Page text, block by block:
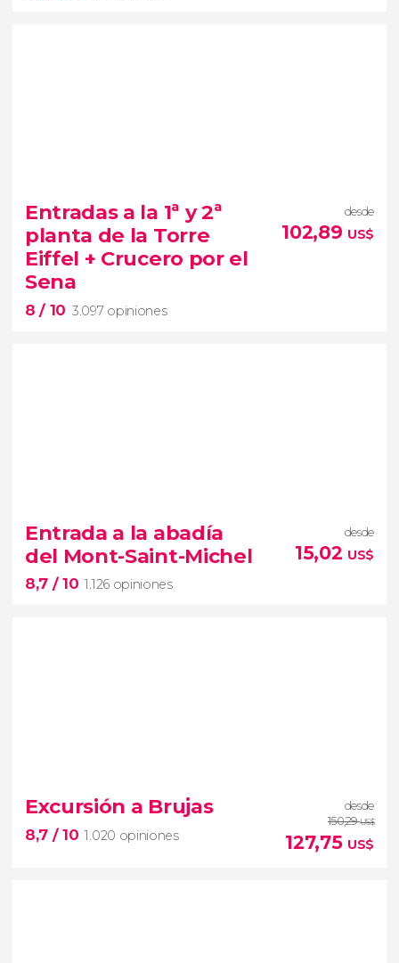
840 opiniones
Dejaos
cautivar por las lámparas, espejos y obras de
arte del Palacio de Versalles
visita guiada
Entradas a la 1ª y 2ª
planta de la Torre
Eiffel + Crucero por el
Sena
8/ 10 3.097 opiniones
desde
102,89 US$
3.097 opiniones
País en un día
entrada a la Torre Eiffel
Entrada a la abadía
del Mont-Saint-Michel
8,7 / 10 1.126 opiniones
desde
15,02 US$
1.126 opiniones
abadía del Mont-Saint-Michel
Excursión a Brujas
8,7 / 10 1.020 opiniones
desde
150,29US$
127,75 US$